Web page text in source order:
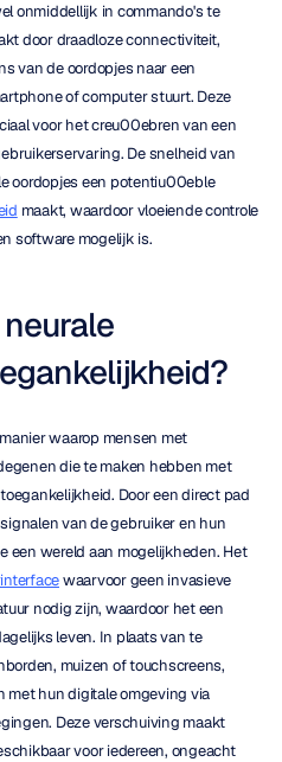
onmiddellijk in commando's te
door draadloze connectiviteit,
van de oordopjes naar een
of computer stuurt. Deze
voor het creu00ebren van een
De snelheid van
deze verbinding is wat van neurale oordopjes een potentiu00eble
maakt, waardoor vloeiende controle
software mogelijk is.
waarop mensen met
die te maken hebben met
Door een direct pad
van de gebruiker en hun
een wereld aan mogelijkheden. Het
waarvoor geen invasieve
nodig zijn, waardoor het een
leven. In plaats van te
muizen of touchscreens,
met hun digitale omgeving via
Deze verschuiving maakt
voor iedereen, ongeacht